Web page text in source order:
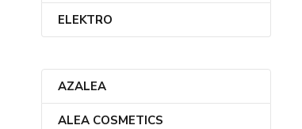
ELEKTRO
AZALEA
ALEA COSMETICS